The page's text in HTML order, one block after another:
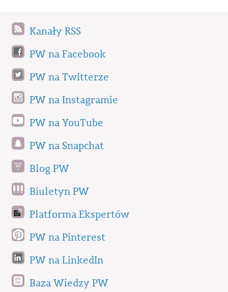
Kanały RSS
PW na Facebook
PW na Twitterze
PW na Instagramie
PW na YouTube
PW na Snapchat
Blog PW
Biuletyn PW
Platforma Ekspertów
PW na Pinterest
PW na LinkedIn
Baza Wiedzy PW